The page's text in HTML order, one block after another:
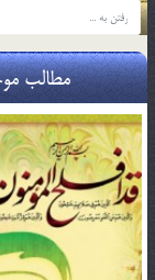
مطالب